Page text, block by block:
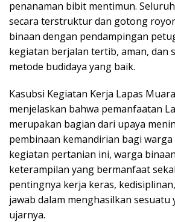
penanaman bibit mentimun.
secara terstruktur dan gotong
binaan dengan pendampingan
kegiatan berjalan tertib, aman, dan
metode budidaya yang baik.
Kasubsi Kegiatan Kerja Lapas
menjelaskan bahwa pemanfaatan
merupakan bagian dari upaya
pembinaan kemandirian bagi warga
kegiatan pertanian ini, warga
keterampilan yang bermanfaat
pentingnya kerja keras,
jawab dalam menghasilkan sesuatu
ujarnya.